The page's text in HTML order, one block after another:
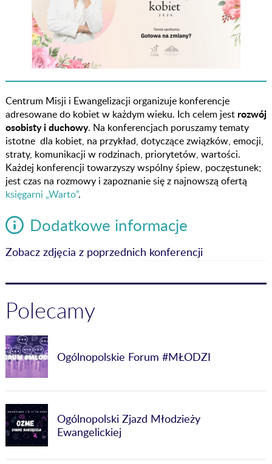
Centrum Misji i Ewangelizacji organizuje konferencje
adresowane do kobiet w każdym wieku. Ich celem jest rozwój
osobisty i duchowy. Na konferencjach poruszamy tematy
istotne dla kobiet, na przykład, dotyczące związków, emocji,
straty, komunikacji w rodzinach, priorytetów, wartości.
Każdej konferencji towarzyszy wspólny śpiew, poczęstunek;
jest czas na rozmowy i zapoznanie się z najnowszą ofertą
księgarni „Warto”.
Dodatkowe informacje
Zobacz zdjęcia z poprzednich konferencji
Polecamy
Ogólnopolskie Forum #MŁODZI
Ogólnopolski Zjazd Młodzieży
Ewangelickiej